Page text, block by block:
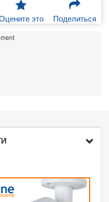
это Поделиться